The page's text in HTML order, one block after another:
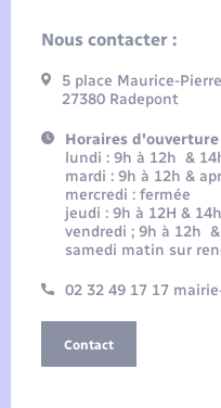
Nous contacter :
5 place Maurice-
27380 Radepont
Horaires d'ouverture
lundi : 9h à 12h &
mardi : 9h à 12h &
mercredi : fermée
jeudi : 9h à 12H &
vendredi ; 9h à 12h
samedi matin sur
02 32 49 17 17
Contact